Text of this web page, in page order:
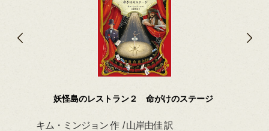
妖怪島のレストラン２ 命がけのステージ
キム・ミンジョン 作 / 山岸由佳 訳